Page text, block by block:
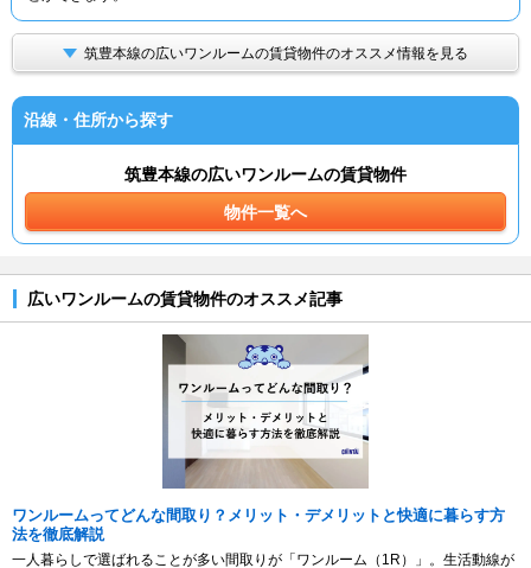
筑豊本線の広いワンルームの賃貸物件のオススメ情報を見る
沿線・住所から探す
筑豊本線の広いワンルームの賃貸物件
物件一覧へ
広いワンルームの賃貸物件のオススメ記事
ワンルームってどんな間取り？メリット・デメリットと快適に暮らす方
法を徹底解説
一人暮らしで選ばれることが多い間取りが「ワンルーム（1R）」。生活動線が